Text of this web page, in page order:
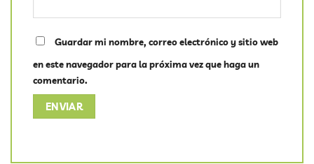
Guardar mi nombre, correo electrónico y sitio web
en este navegador para la próxima vez que haga un
comentario.